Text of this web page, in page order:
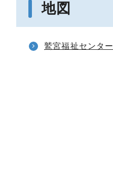
地図
鷲宮福祉センター